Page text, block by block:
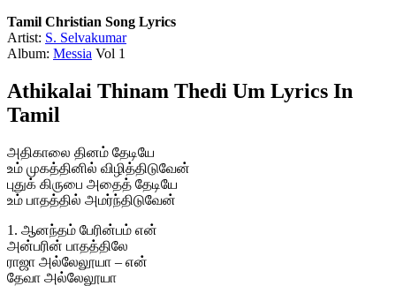
Tamil Christian Song Lyrics
Artist: S. Selvakumar
Album: Messia Vol 1
Athikalai Thinam Thedi Um Lyrics In
Tamil
அதிகாலை தினம் தேடியே
உம் முகத்தினில் விழித்திடுவேன்
புதுக் கிருபை அதைத் தேடியே
உம் பாதத்தில் அமர்ந்திடுவேன்
1. ஆனந்தம் பேரின்பம் என்
அன்பரின் பாதத்திலே
ராஜா அல்லேலூயா – என்
தேவா அல்லேலூயா